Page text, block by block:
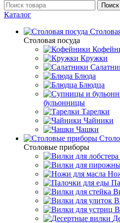
Поиск
Каталог
Столовая посуда
Кружки
Блюда
Блюдца
бульонницы
Тарелки
Чайники
Чашки
Cтоловые приборы